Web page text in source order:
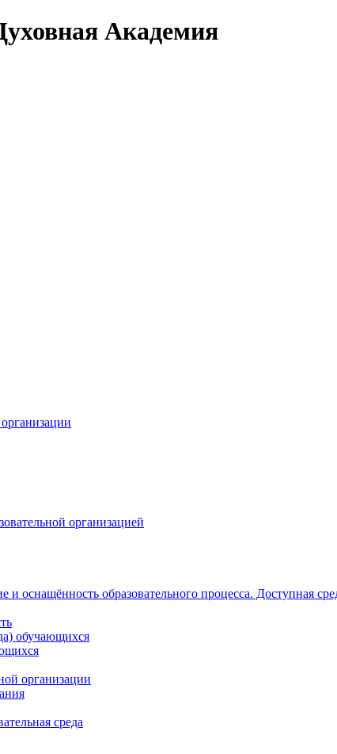
Академия
организацией
и оснащённость образовательного процесса. Доступная
обучающихся
организации
среда